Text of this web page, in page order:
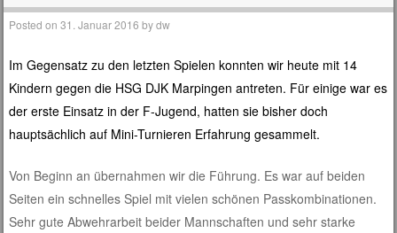
Posted on31. Januar 2016 bydw
Im Gegensatz zu den letzten Spielen konnten wir heute mit 14
Kindern gegen die HSG DJK Marpingen antreten. Für einige war es
der erste Einsatz in der F-Jugend, hatten sie bisher doch
hauptsächlich auf Mini-Turnieren Erfahrung gesammelt.
Von Beginn an übernahmen wir die Führung. Es war auf beiden
Seiten ein schnelles Spiel mit vielen schönen Passkombinationen.
Sehr gute Abwehrarbeit beider Mannschaften und sehr starke